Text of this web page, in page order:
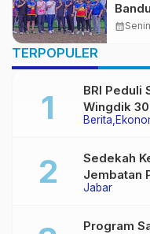
calendar_month
TERPOPULER
Berita
BRI Peduli
Wingdik
Akses
Jabar
Sedekah
Jembatan
Sukabumi
Program